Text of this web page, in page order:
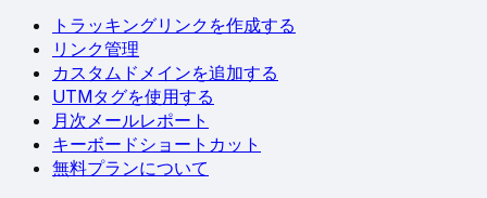
トラッキングリンクを作成する
リンク管理
カスタムドメインを追加する
UTMタグを使用する
月次メールレポート
キーボードショートカット
無料プランについて